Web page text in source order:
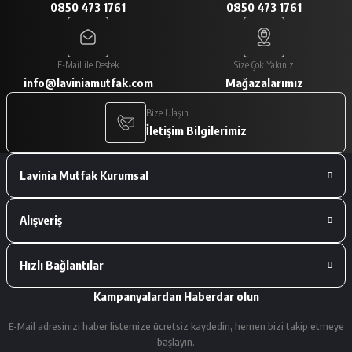
A... V... | 29/01/2026
Paketleme çok iyiydi. Ürünler tam
istediğimiz gibiydi.
A... V... | 29/01/2026
Deneyimini Paylaş
0850 473 1761 0850 473 1761
E-Mail ile Destek
info@laviniamutfak.com
Size Çok Yakınız
Mağazalarımız
Bize Ulaşın
İletişim Bilgilerimiz
Lavinia Mutfak Kurumsal
Alışveriş
Hızlı Bağlantılar
Kampanyalardan Haberdar olun
E-Mail adresinizi haber listemize ücretsiz kaydedin, hemen bizi takip etmeye
başlayın.